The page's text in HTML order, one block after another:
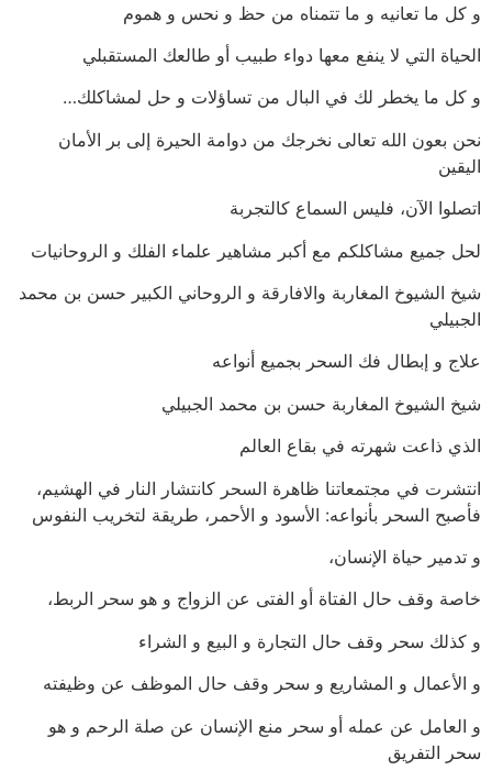
و كل ما تعانيه و ما تتمناه من حظ و نحس و هموم
الحياة التي لا ينفع معها دواء طبيب أو طالعك المستقبلي
و كل ما يخطر لك في البال من تساؤلات و حل لمشاكلك…
نحن بعون الله تعالى نخرجك من دوامة الحيرة إلى بر الأمان
اليقين
اتصلوا الآن، فليس السماع كالتجربة
لحل جميع مشاكلكم مع أكبر مشاهير علماء الفلك و الروحانيات
شيخ الشيوخ المغاربة والافارقة و الروحاني الكبير حسن بن محمد
الجبيلي
علاج و إبطال فك السحر بجميع أنواعه
شيخ الشيوخ المغاربة حسن بن محمد الجبيلي
الذي ذاعت شهرته في بقاع العالم
انتشرت في مجتمعاتنا ظاهرة السحر كانتشار النار في الهشيم،
فأصبح السحر بأنواعه: الأسود و الأحمر، طريقة لتخريب النفوس
و تدمير حياة الإنسان،
خاصة وقف حال الفتاة أو الفتى عن الزواج و هو سحر الربط،
و كذلك سحر وقف حال التجارة و البيع و الشراء
و الأعمال و المشاريع و سحر وقف حال الموظف عن وظيفته
و العامل عن عمله أو سحر منع الإنسان عن صلة الرحم و هو
سحر التفريق